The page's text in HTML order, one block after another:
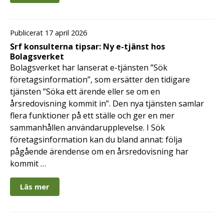
Publicerat 17 april 2026
Srf konsulterna tipsar: Ny e-tjänst hos
Bolagsverket
Bolagsverket har lanserat e-tjänsten ”Sök
företagsinformation”, som ersätter den tidigare
tjänsten ”Söka ett ärende eller se om en
årsredovisning kommit in”. Den nya tjänsten samlar
flera funktioner på ett ställe och ger en mer
sammanhållen användarupplevelse. I Sök
företagsinformation kan du bland annat: följa
pågående ärendense om en årsredovisning har
kommit …
Läs mer